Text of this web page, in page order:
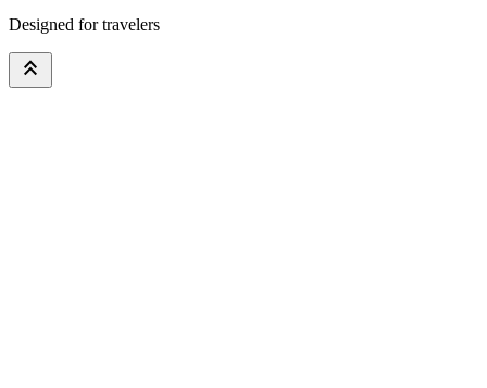
Designed for travelers
keyboard_double_arrow_up